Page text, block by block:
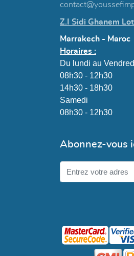
Z.I Sidi Ghanem
Marrakech - Maroc
Horaires :
Du lundi au
08h30 - 12h30
14h30 - 18h30
Samedi
08h30 - 12h30
Abonnez-vous